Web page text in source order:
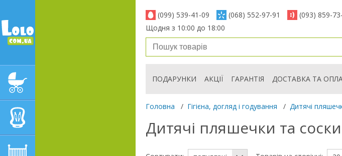
(099) 539-41-09 (068) 552-97-91
(093) 859-
Щодня з 10:00 до 18:00
ПОДАРУНКИ АКЦІЇ ГАРАНТІЯ ДОСТАВКА ТА
Головна / Гігієна, догляд і годування / Дитячі
Дитячі пляшечки та соски